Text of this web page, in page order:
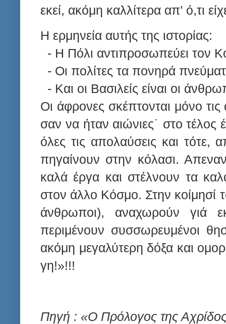
εκεί, ακόμη καλλίτερα απ’ ό,τι
Η ερμηνεία αυτής της ιστορίας:
- Η Πόλι αντιπροσωπεύει τον
- Οι πολίτες τα πονηρά
- Και οι Βασιλείς είναι οι
Οι άφρονες σκέπτονται μόνο
σαν να ήταν αιώνιες˙ στο τέλος
όλες τις απολαύσεις και
πηγαίνουν στην κόλασι.
καλά έργα και στέλνουν τα
στον άλλο Κόσμο. Στην κοίμησί
άνθρωποι), αναχωρούν γιά
περιμένουν συσσωρευμένοι
ακόμη μεγαλύτερη δόξα και
γη!»!!!
Πηγή : «Ο Πρόλογος της